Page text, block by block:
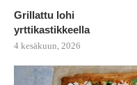
Grillattu lohi
yrttikastikkeella
4 kesäkuun, 2026